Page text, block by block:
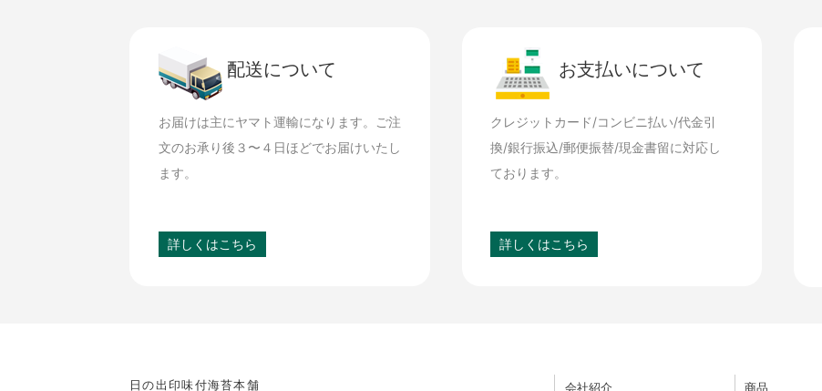
配送について
お届けは主にヤマト運輸になります。ご注
文のお承り後３〜４日ほどでお届けいたし
ます。
詳しくはこちら
お支払いについて
クレジットカード/コンビニ払い/代金引
換/銀行振込/郵便振替/現金書留に対応し
ております。
詳しくはこちら
日の出印味付海苔本舗 会社紹介 商品